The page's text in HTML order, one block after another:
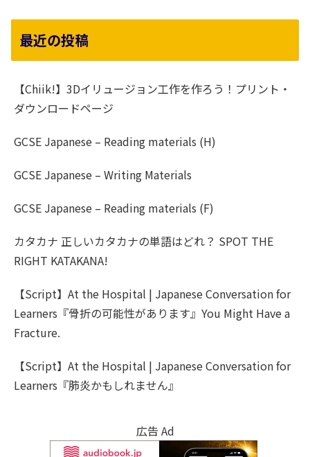
最近の投稿
【Chiik!】3Dイリュージョン工作を作ろう！プリント・
ダウンロードページ
GCSE Japanese – Reading materials (H)
GCSE Japanese – Writing Materials
GCSE Japanese – Reading materials (F)
カタカナ 正しいカタカナの単語はどれ？ SPOT THE
RIGHT KATAKANA!
【Script】At the Hospital | Japanese Conversation for
Learners『骨折の可能性があります』You Might Have a
Fracture.
【Script】At the Hospital | Japanese Conversation for
Learners『肺炎かもしれません』
広告 Ad